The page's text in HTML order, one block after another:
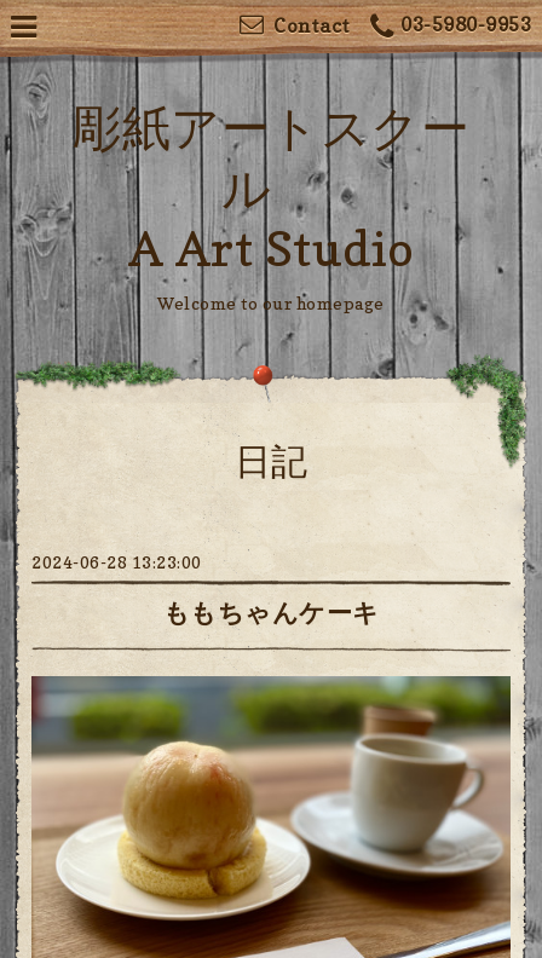
03-5980-9953
Contact
彫紙アートスクー
ル
A Art Studio
Welcome to our homepage
日記
2024-06-28 13:23:00
ももちゃんケーキ